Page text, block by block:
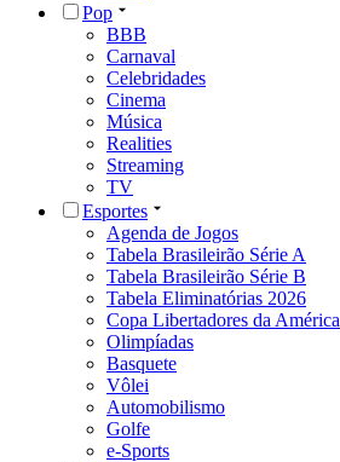
Pop
BBB
Carnaval
Celebridades
Cinema
Música
Realities
Streaming
TV
Esportes
Agenda de Jogos
Tabela Brasileirão Série A
Tabela Brasileirão Série B
Tabela Eliminatórias 2026
Copa Libertadores da América
Olimpíadas
Basquete
Vôlei
Automobilismo
Golfe
e-Sports